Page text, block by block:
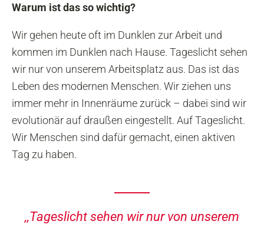
Warum ist das so wichtig?
Wir gehen heute oft im Dunklen zur Arbeit und
kommen im Dunklen nach Hause. Tageslicht sehen
wir nur von unserem Arbeitsplatz aus. Das ist das
Leben des modernen Menschen. Wir ziehen uns
immer mehr in Innenräume zurück – dabei sind wir
evolutionär auf draußen eingestellt. Auf Tageslicht.
Wir Menschen sind dafür gemacht, einen aktiven
Tag zu haben.
,,Tageslicht sehen wir nur von unserem